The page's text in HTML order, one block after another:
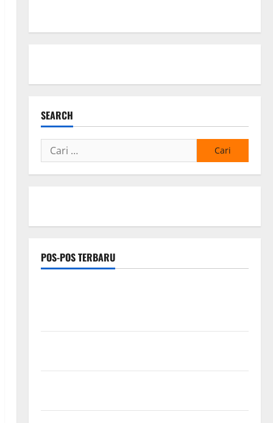
SEARCH
Cari
untuk:
POS-POS TERBARU